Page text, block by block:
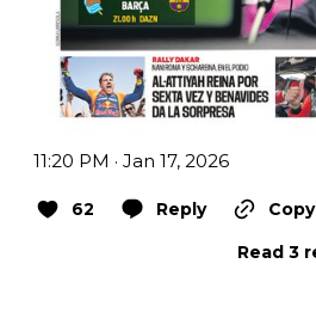
11:20 PM · Jan 17, 2026
62 Reply
Read 3